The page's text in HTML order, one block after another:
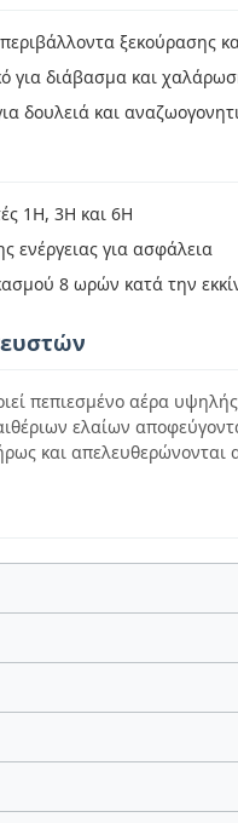
περιβάλλοντα ξεκούρασης
για διάβασμα και
δουλειά και
1Η, 3Η και 6Η
ενέργειας για ασφάλεια
8 ωρών κατά την
πεπιεσμένο αέρα
ελαίων
και απελευθερώνονται